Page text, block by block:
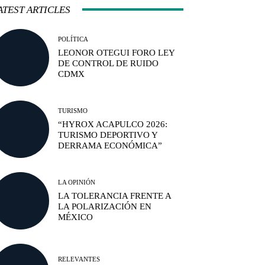
ARTICLES
POLÍTICA
LEONOR OTEGUI FORO LEY
DE CONTROL DE RUIDO
CDMX
TURISMO
“HYROX ACAPULCO 2026:
TURISMO DEPORTIVO Y
DERRAMA ECONÓMICA”
LA OPINIÓN
LA TOLERANCIA FRENTE A
LA POLARIZACIÓN EN
MÉXICO
RELEVANTES